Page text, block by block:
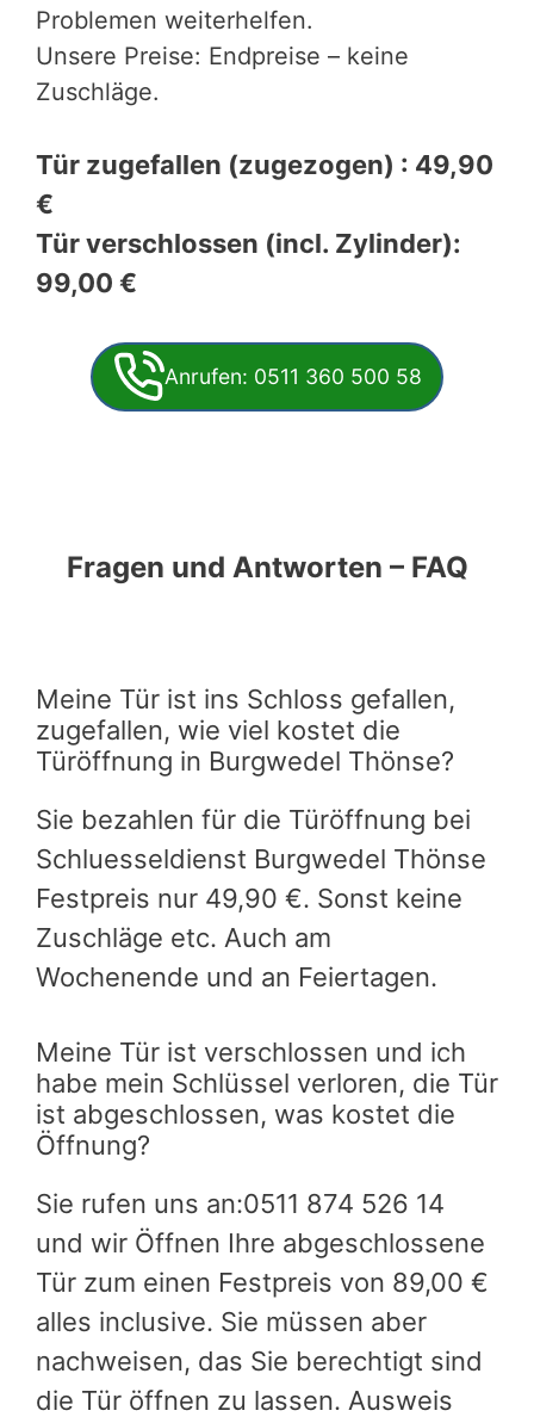
Problemen weiterhelfen.
Unsere Preise: Endpreise – keine
Zuschläge.
Tür zugefallen (zugezogen) : 49,90
€
Tür verschlossen (incl. Zylinder):
99,00 €
Anrufen: 0511 360 500 58
Fragen und Antworten – FAQ
Meine Tür ist ins Schloss gefallen,
zugefallen, wie viel kostet die
Türöffnung in Burgwedel Thönse?
Sie bezahlen für die Türöffnung bei
Schluesseldienst Burgwedel Thönse
Festpreis nur 49,90 €. Sonst keine
Zuschläge etc. Auch am
Wochenende und an Feiertagen.
Meine Tür ist verschlossen und ich
habe mein Schlüssel verloren, die Tür
ist abgeschlossen, was kostet die
Öffnung?
Sie rufen uns an:0511 874 526 14
und wir Öffnen Ihre abgeschlossene
Tür zum einen Festpreis von 89,00 €
alles inclusive. Sie müssen aber
nachweisen, das Sie berechtigt sind
die Tür öffnen zu lassen. Ausweis